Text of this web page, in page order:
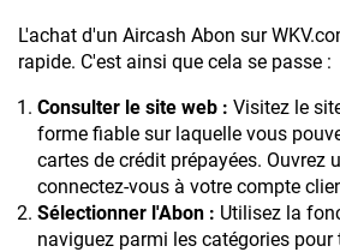
L'achat d'un Aircash Abon sur
rapide. C'est ainsi que cela se passe :
Consulter le site web : Visitez le
forme fiable sur laquelle vous
cartes de crédit prépayées. Ouvrez
connectez-vous à votre compte
Sélectionner l'Abon : Utilisez la
naviguez parmi les catégories pour